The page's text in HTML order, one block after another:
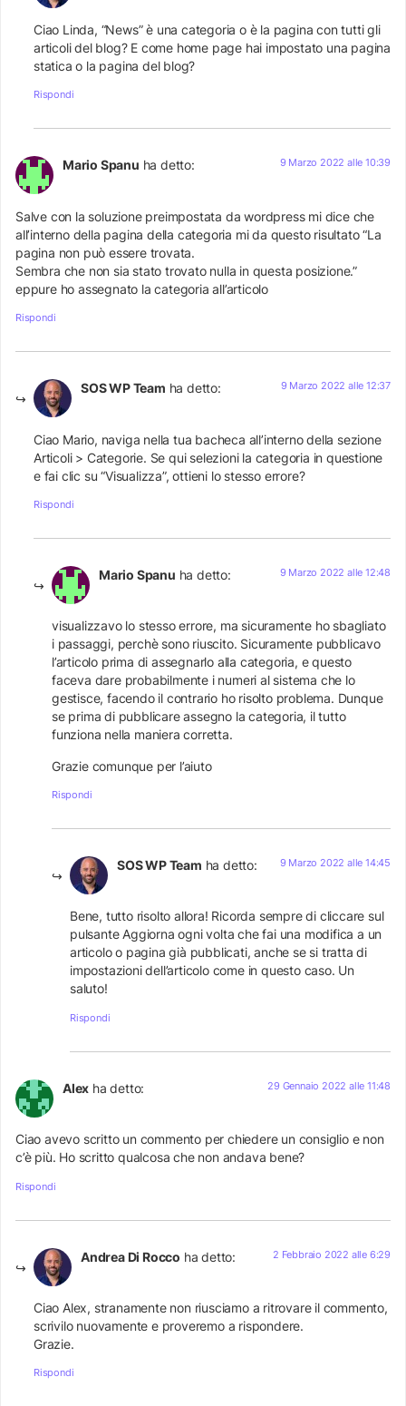
Ciao Linda, “News” è una categoria o è la pagina con tutti gli
articoli del blog? E come home page hai impostato una pagina
statica o la pagina del blog?
Rispondi
Mario Spanu ha detto: 9 Marzo 2022 alle 10:39
Salve con la soluzione preimpostata da wordpress mi dice che
all’interno della pagina della categoria mi da questo risultato “La
pagina non può essere trovata.
Sembra che non sia stato trovato nulla in questa posizione.”
eppure ho assegnato la categoria all’articolo
Rispondi
SOS WP Team ha detto: 9 Marzo 2022 alle 12:37
Ciao Mario, naviga nella tua bacheca all’interno della sezione
Articoli > Categorie. Se qui selezioni la categoria in questione
e fai clic su “Visualizza”, ottieni lo stesso errore?
Rispondi
Mario Spanu ha detto: 9 Marzo 2022 alle 12:48
visualizzavo lo stesso errore, ma sicuramente ho sbagliato
i passaggi, perchè sono riuscito. Sicuramente pubblicavo
l’articolo prima di assegnarlo alla categoria, e questo
faceva dare probabilmente i numeri al sistema che lo
gestisce, facendo il contrario ho risolto problema. Dunque
se prima di pubblicare assegno la categoria, il tutto
funziona nella maniera corretta.
Grazie comunque per l’aiuto
Rispondi
SOS WP Team ha detto: 9 Marzo 2022 alle 14:45
Bene, tutto risolto allora! Ricorda sempre di cliccare sul
pulsante Aggiorna ogni volta che fai una modifica a un
articolo o pagina già pubblicati, anche se si tratta di
impostazioni dell’articolo come in questo caso. Un
saluto!
Rispondi
Alex ha detto: 29 Gennaio 2022 alle 11:48
Ciao avevo scritto un commento per chiedere un consiglio e non
c’è più. Ho scritto qualcosa che non andava bene?
Rispondi
Andrea Di Rocco ha detto: 2 Febbraio 2022 alle 6:29
Ciao Alex, stranamente non riusciamo a ritrovare il commento,
scrivilo nuovamente e proveremo a rispondere.
Grazie.
Rispondi